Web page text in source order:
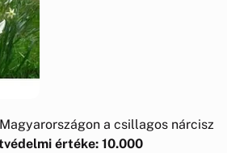
a csillagos nárcisz
értéke: 10.000